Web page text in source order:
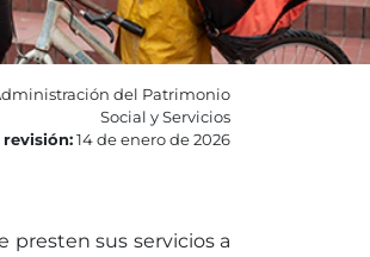
del Patrimonio
Social y Servicios
14 de enero de 2026
presten sus servicios a